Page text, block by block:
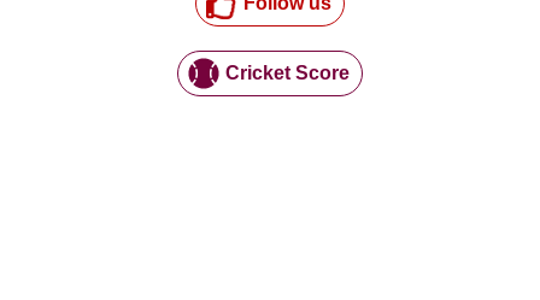
Cricket Score